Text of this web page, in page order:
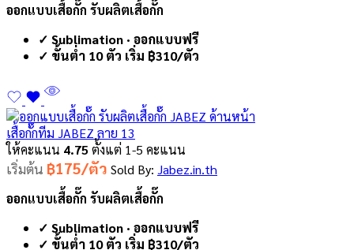
ออกแบบเสื้อกั๊ก รับผลิตเสื้อกั๊ก
✓ Sublimation · ออกแบบฟรี
✓ ขั้นต่ำ 10 ตัว เริ่ม ฿310/ตัว
เสื้อกั๊กทีม JABEZ ลาย 13
ให้คะแนน 4.75 ตั้งแต่ 1-5 คะแนน
เริ่มต้น ฿175/ตัว Sold By: Jabez.in.th
ออกแบบเสื้อกั๊ก รับผลิตเสื้อกั๊ก
✓ Sublimation · ออกแบบฟรี
✓ ขั้นต่ำ 10 ตัว เริ่ม ฿310/ตัว